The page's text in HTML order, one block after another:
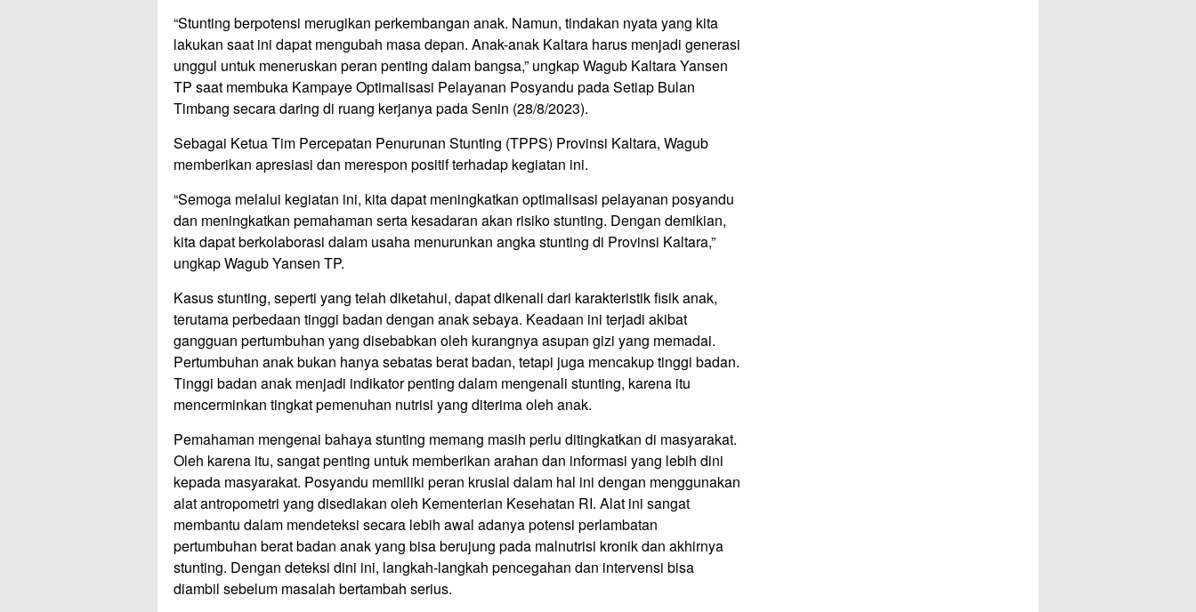
“Stunting berpotensi merugikan perkembangan anak. Namun, tindakan nyata yang kita
lakukan saat ini dapat mengubah masa depan. Anak-anak Kaltara harus menjadi generasi
unggul untuk meneruskan peran penting dalam bangsa,” ungkap Wagub Kaltara Yansen
TP saat membuka Kampaye Optimalisasi Pelayanan Posyandu pada Setiap Bulan
Timbang secara daring di ruang kerjanya pada Senin (28/8/2023).
Sebagai Ketua Tim Percepatan Penurunan Stunting (TPPS) Provinsi Kaltara, Wagub
memberikan apresiasi dan merespon positif terhadap kegiatan ini.
“Semoga melalui kegiatan ini, kita dapat meningkatkan optimalisasi pelayanan posyandu
dan meningkatkan pemahaman serta kesadaran akan risiko stunting. Dengan demikian,
kita dapat berkolaborasi dalam usaha menurunkan angka stunting di Provinsi Kaltara,”
ungkap Wagub Yansen TP.
Kasus stunting, seperti yang telah diketahui, dapat dikenali dari karakteristik fisik anak,
terutama perbedaan tinggi badan dengan anak sebaya. Keadaan ini terjadi akibat
gangguan pertumbuhan yang disebabkan oleh kurangnya asupan gizi yang memadai.
Pertumbuhan anak bukan hanya sebatas berat badan, tetapi juga mencakup tinggi badan.
Tinggi badan anak menjadi indikator penting dalam mengenali stunting, karena itu
mencerminkan tingkat pemenuhan nutrisi yang diterima oleh anak.
Pemahaman mengenai bahaya stunting memang masih perlu ditingkatkan di masyarakat.
Oleh karena itu, sangat penting untuk memberikan arahan dan informasi yang lebih dini
kepada masyarakat. Posyandu memiliki peran krusial dalam hal ini dengan menggunakan
alat antropometri yang disediakan oleh Kementerian Kesehatan RI. Alat ini sangat
membantu dalam mendeteksi secara lebih awal adanya potensi perlambatan
pertumbuhan berat badan anak yang bisa berujung pada malnutrisi kronik dan akhirnya
stunting. Dengan deteksi dini ini, langkah-langkah pencegahan dan intervensi bisa
diambil sebelum masalah bertambah serius.